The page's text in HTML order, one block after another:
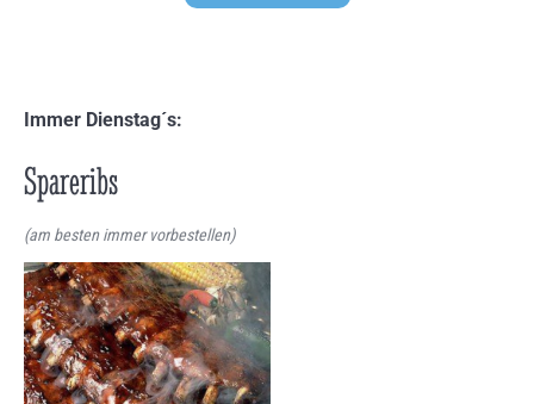
Immer Dienstag´s:
Spareribs
(am besten immer vorbestellen)